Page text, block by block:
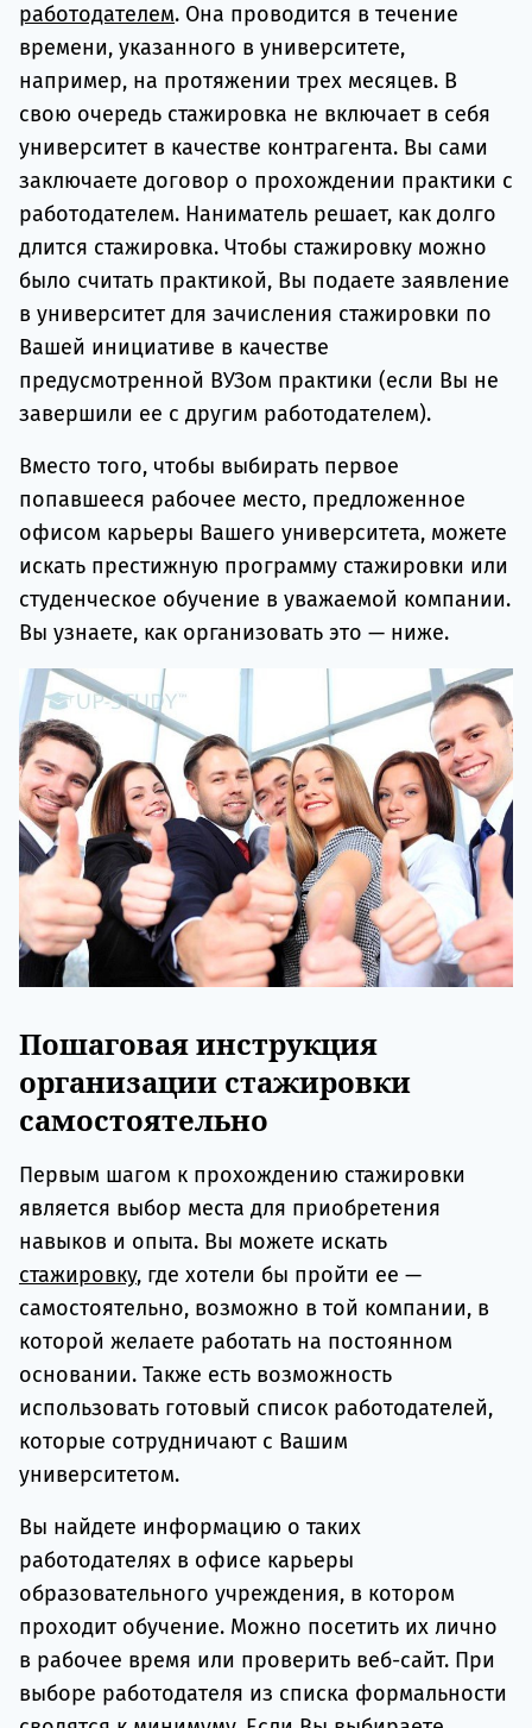
работодателем. Она проводится в течение
времени, указанного в университете,
например, на протяжении трех месяцев. В
свою очередь стажировка не включает в себя
университет в качестве контрагента. Вы сами
заключаете договор о прохождении практики с
работодателем. Наниматель решает, как долго
длится стажировка. Чтобы стажировку можно
было считать практикой, Вы подаете заявление
в университет для зачисления стажировки по
Вашей инициативе в качестве
предусмотренной ВУЗом практики (если Вы не
завершили ее с другим работодателем).
Вместо того, чтобы выбирать первое
попавшееся рабочее место, предложенное
офисом карьеры Вашего университета, можете
искать престижную программу стажировки или
студенческое обучение в уважаемой компании.
Вы узнаете, как организовать это — ниже.
Пошаговая инструкция
организации стажировки
самостоятельно
Первым шагом к прохождению стажировки
является выбор места для приобретения
навыков и опыта. Вы можете искать
стажировку, где хотели бы пройти ее —
самостоятельно, возможно в той компании, в
которой желаете работать на постоянном
основании. Также есть возможность
использовать готовый список работодателей,
которые сотрудничают с Вашим
университетом.
Вы найдете информацию о таких
работодателях в офисе карьеры
образовательного учреждения, в котором
проходит обучение. Можно посетить их лично
в рабочее время или проверить веб-сайт. При
выборе работодателя из списка формальности